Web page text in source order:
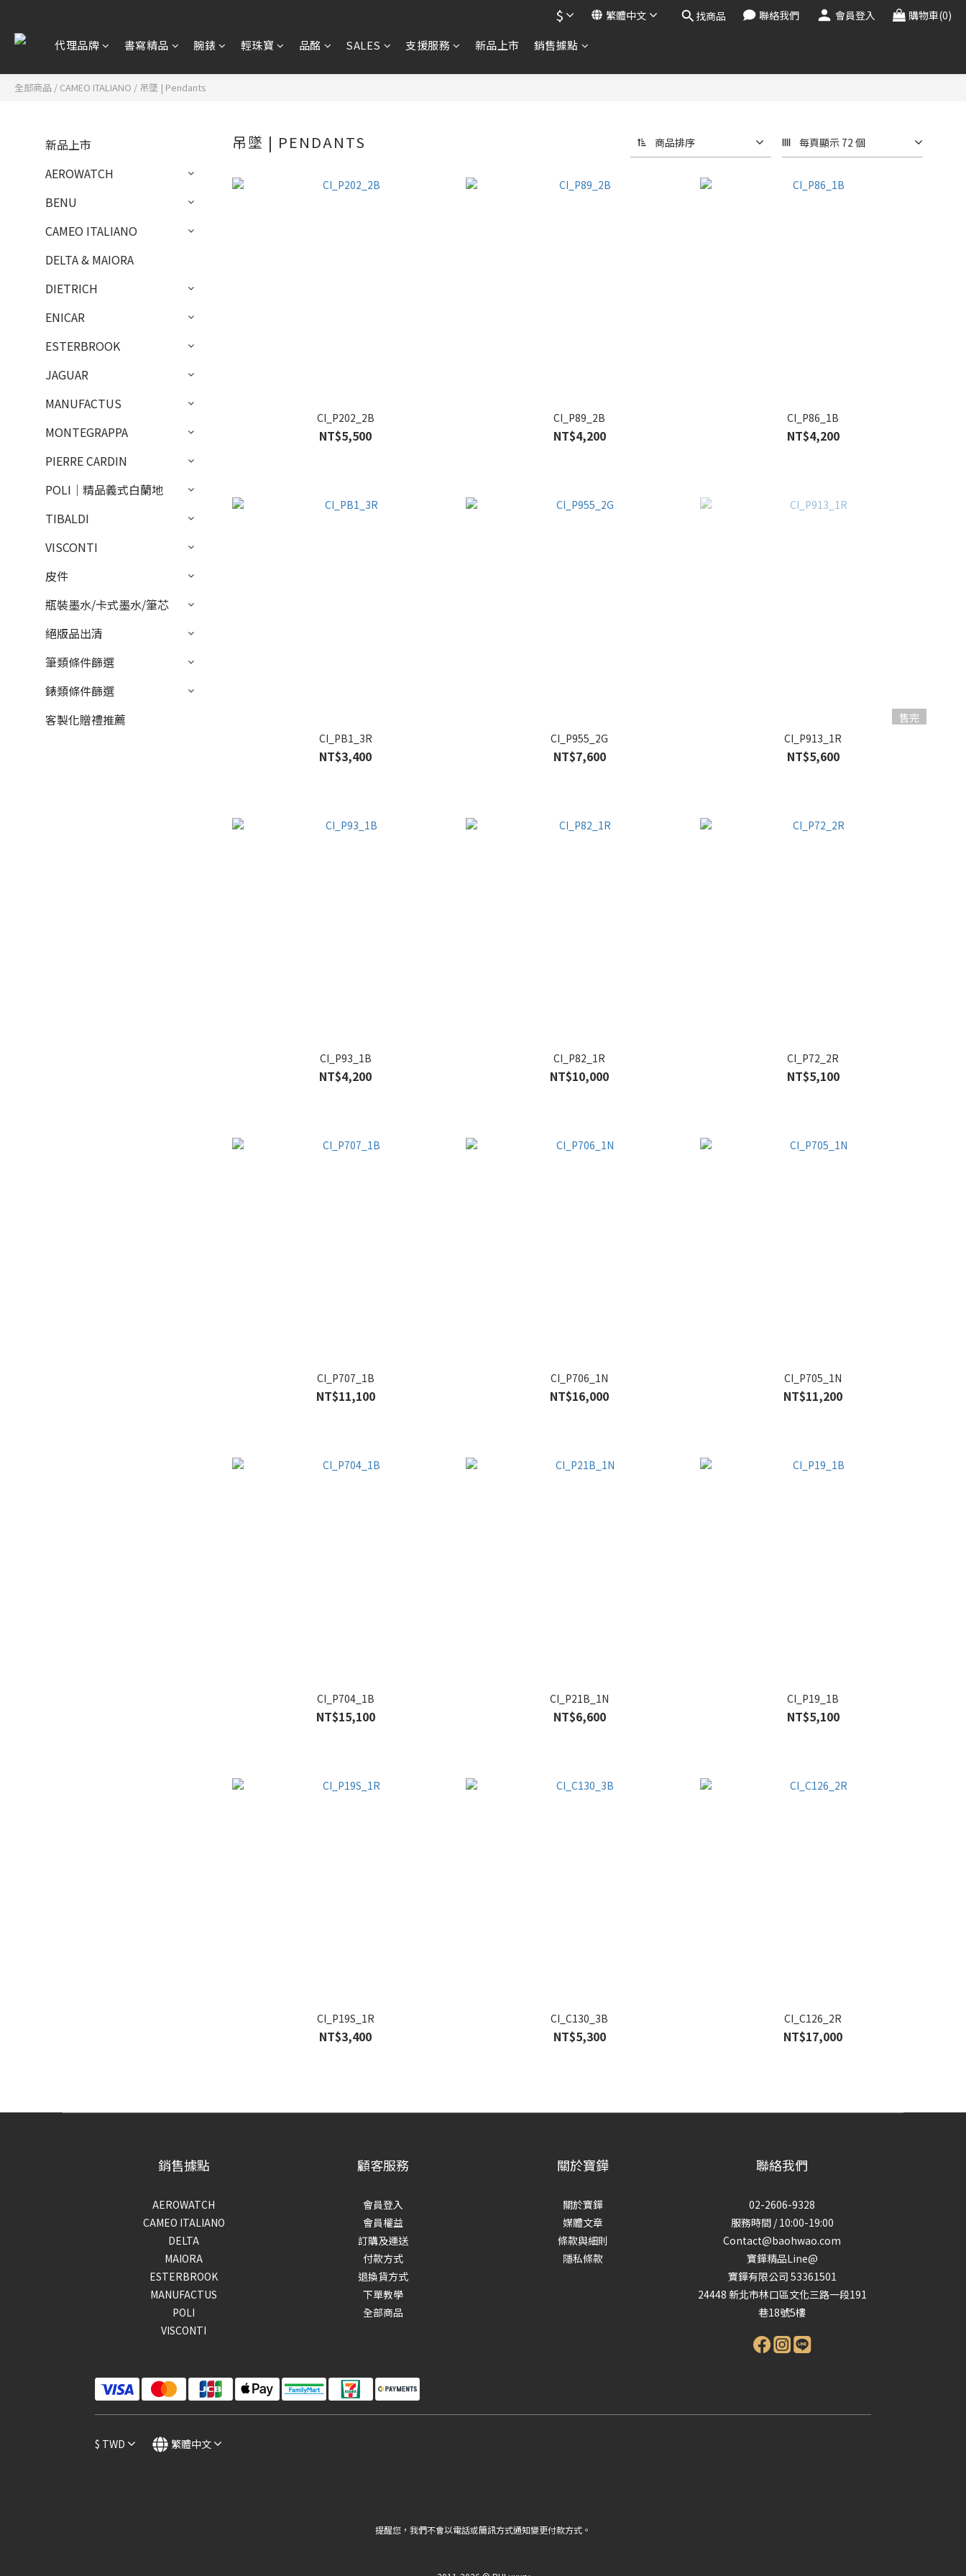
$ 繁體中文 找商品 聯絡我們 會員登入 購物車(0)
代理品牌 書寫精品 腕錶 輕珠寶 品酩 SALES 支援服務 新品上市 銷售據點
全部商品 / CAMEO ITALIANO / 吊墜 | Pendants
新品上市
AEROWATCH
BENU
CAMEO ITALIANO
DELTA & MAIORA
DIETRICH
ENICAR
ESTERBROOK
JAGUAR
MANUFACTUS
MONTEGRAPPA
PIERRE CARDIN
POLI｜精品義式白蘭地
TIBALDI
VISCONTI
皮件
瓶裝墨水/卡式墨水/筆芯
絕版品出清
筆類條件篩選
錶類條件篩選
客製化贈禮推薦
吊墜 | PENDANTS 商品排序 每頁顯示 72 個
CI_P202_2B
NT$5,500
CI_P89_2B
NT$4,200
CI_P86_1B
NT$4,200
CI_PB1_3R
NT$3,400
CI_P955_2G
NT$7,600
售完
CI_P913_1R
NT$5,600
CI_P93_1B
NT$4,200
CI_P82_1R
NT$10,000
CI_P72_2R
NT$5,100
CI_P707_1B
NT$11,100
CI_P706_1N
NT$16,000
CI_P705_1N
NT$11,200
CI_P704_1B
NT$15,100
CI_P21B_1N
NT$6,600
CI_P19_1B
NT$5,100
CI_P19S_1R
NT$3,400
CI_C130_3B
NT$5,300
CI_C126_2R
NT$17,000
銷售據點
AEROWATCH
CAMEO ITALIANO
DELTA
MAIORA
ESTERBROOK
MANUFACTUS
POLI
VISCONTI
顧客服務
會員登入
會員權益
訂購及運送
付款方式
退換貨方式
下單教學
全部商品
關於寶鏵
關於寶鏵
媒體文章
條款與細則
隱私條款
聯絡我們
02-2606-9328
服務時間 / 10:00-19:00
Contact@baohwao.com
寶鏵精品Line@
寶鏵有限公司 53361501
24448 新北市林口區文化三路一段191
巷18號5樓
$ TWD 繁體中文
提醒您，我們不會以電話或簡訊方式通知變更付款方式。